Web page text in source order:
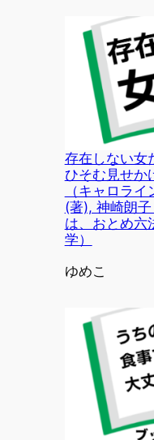
存在しない女
ひそむ見せか
（キャロラ
(著), 神崎朗
は、おとめ六
学）
投稿者
ゆめこ